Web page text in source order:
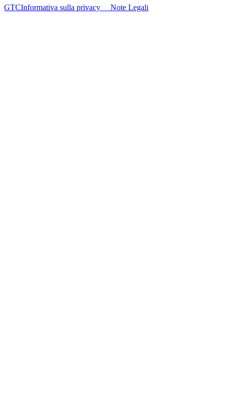
GTCInformativa sulla privacy Note Legali